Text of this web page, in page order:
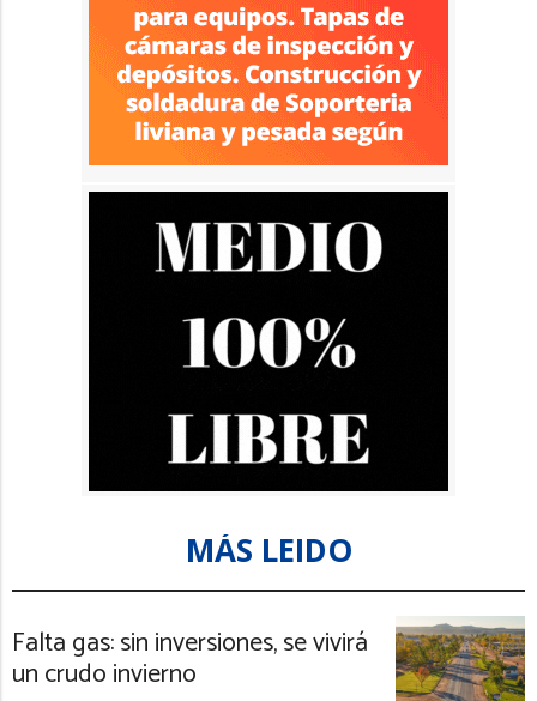
MÁS LEIDO
Falta gas: sin inversiones, se vivirá
un crudo invierno